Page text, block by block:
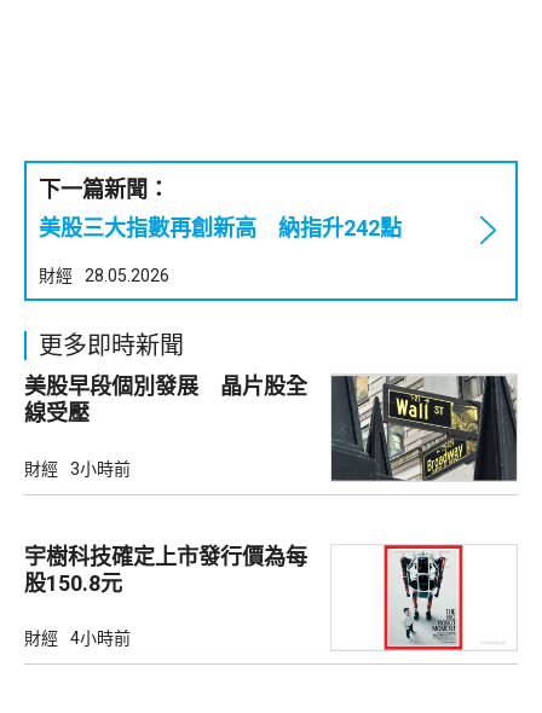
下一篇新聞：
美股三大指數再創新高 納指升242點
財經 28.05.2026
更多即時新聞
美股早段個別發展 晶片股全
線受壓
財經 3小時前
宇樹科技確定上市發行價為每
股150.8元
財經 4小時前